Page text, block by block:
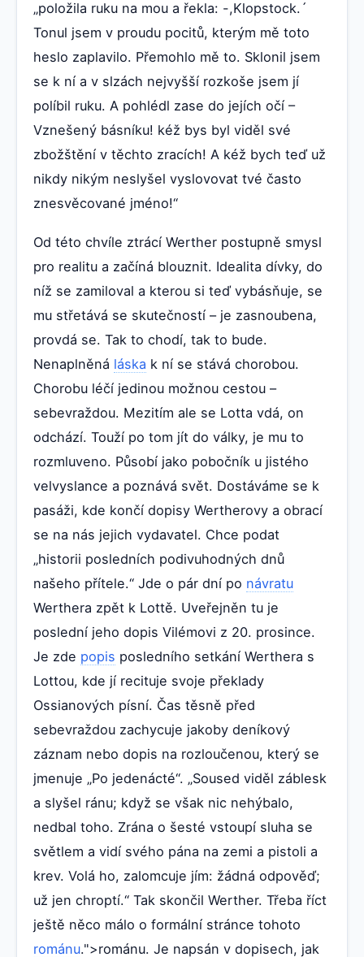
„položila ruku na mou a řekla: -,Klopstock.´
Tonul jsem v proudu pocitů, kterým mě toto
heslo zaplavilo. Přemohlo mě to. Sklonil jsem
se k ní a v slzách nejvyšší rozkoše jsem jí
políbil ruku. A pohlédl zase do jejích očí –
Vznešený básníku! kéž bys byl viděl své
zbožštění v těchto zracích! A kéž bych teď už
nikdy nikým neslyšel vyslovovat tvé často
znesvěcované jméno!“
Od této chvíle ztrácí Werther postupně smysl
pro realitu a začíná blouznit. Idealita dívky, do
níž se zamiloval a kterou si teď vybásňuje, se
mu střetává se skutečností – je zasnoubena,
provdá se. Tak to chodí, tak to bude.
Nenaplněná láska k ní se stává chorobou.
Chorobu léčí jedinou možnou cestou –
sebevraždou. Mezitím ale se Lotta vdá, on
odchází. Touží po tom jít do války, je mu to
rozmluveno. Působí jako pobočník u jistého
velvyslance a poznává svět. Dostáváme se k
pasáži, kde končí dopisy Wertherovy a obrací
se na nás jejich vydavatel. Chce podat
„historii posledních podivuhodných dnů
našeho přítele.“ Jde o pár dní po návratu
Werthera zpět k Lottě. Uveřejněn tu je
poslední jeho dopis Vilémovi z 20. prosince.
Je zde popis posledního setkání Werthera s
Lottou, kde jí recituje svoje překlady
Ossianových písní. Čas těsně před
sebevraždou zachycuje jakoby deníkový
záznam nebo dopis na rozloučenou, který se
jmenuje „Po jedenácté“. „Soused viděl záblesk
a slyšel ránu; když se však nic nehýbalo,
nedbal toho. Zrána o šesté vstoupí sluha se
světlem a vidí svého pána na zemi a pistoli a
krev. Volá ho, zalomcuje jím: žádná odpověď;
už jen chroptí.“ Tak skončil Werther. Třeba říct
ještě něco málo o formální stránce tohoto
románu.">románu. Je napsán v dopisech, jak